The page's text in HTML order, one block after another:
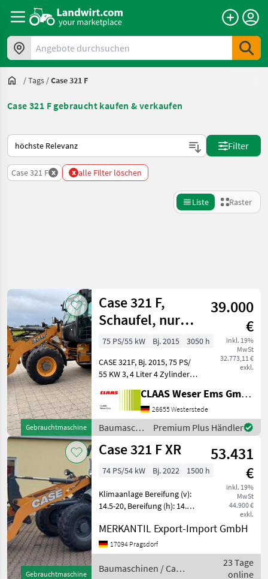
Angebote durchsuchen
/Tags /Case 321 F
Case 321 F gebraucht kaufen & verkaufen
So wird auf Landwirt.com sortiert
Filter
Case 321 F x x alle Filter löschen
Liste Raster
Kategorie 2 Land Filter
AKTUELLER
PFAD
Case
321 F
KATEGORIE
WÄHLEN
Bautechnik
2
Marktplatz Händlerangebote Kleinanzeigen
Zurücksetzen
2
anzeigen
Gebrauchtmaschine
Case 321 F,
Schaufel, nur
3.050 h !
39.000
€
inkl. 19%
MwSt
32.773,11 €
exkl.
75 PS/55 kW Bj. 2015
3050 h
CASE 321F, Bj. 2015, 75 PS/
55 KW 3, 4 Liter 4 Zylinder
Kipplast gerade: 3.600 kg,
Kipplast geknickt: 3.000 kg,
Höhe Schaufeldrehpunkt:
CLAAS Weser Ems GmbH
26655 Westerstede
Baumaschinen
/ Case IH
Premium Plus Händler
Gebrauchtmaschine
Case 321 F XR
53.431
€
inkl. 19%
MwSt
44.900 €
exkl.
74 PS/54 kW Bj. 2022 1500 h
Klimaanlage Bereifung (v):
14.5-20, Bereifung (h): 14.5-
km/h, Leergewicht: 6300 kg,
Arbeitsscheinwerfer 2x
hinten, Arbeitsscheinwerfer
2
MERKANTIL Export-Import GmbH
17094 Pragsdorf
Baumaschinen / Case
23 Tage
online